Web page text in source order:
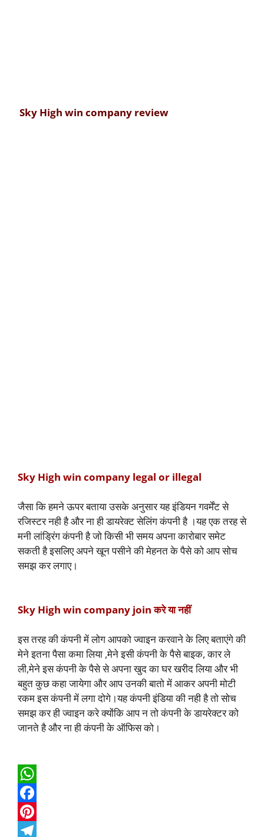
Sky High win company review
Sky High win company legal or illegal
जैसा कि हमने ऊपर बताया उसके अनुसार यह इंडियन गवर्मेंट से
रजिस्टर नही है और ना ही डायरेक्ट सेलिंग कंपनी है ।यह एक तरह से
मनी लांड्रिंग कंपनी है जो किसी भी समय अपना कारोबार समेट
सकती है इसलिए अपने खून पसीने की मेहनत के पैसे को आप सोच
समझ कर लगाए।
Sky High win company join करे या नहीं
इस तरह की कंपनी में लोग आपको ज्वाइन करवाने के लिए बताएंगे की
मेने इतना पैसा कमा लिया ,मेने इसी कंपनी के पैसे बाइक, कार ले
ली,मेने इस कंपनी के पैसे से अपना खुद का घर खरीद लिया और भी
बहुत कुछ कहा जायेगा और आप उनकी बातो में आकर अपनी मोटी
रकम इस कंपनी में लगा दोगे।यह कंपनी इंडिया की नही है तो सोच
समझ कर ही ज्वाइन करे क्योंकि आप न तो कंपनी के डायरेक्टर को
जानते है और ना ही कंपनी के ऑफिस को।
W
h
a
F
aP